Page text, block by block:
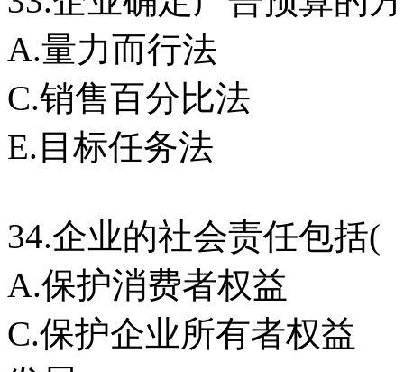
A.量力而行法
C.销售百分比法
E.目标任务法
34.企业的社会责任包
A.保护消费者权益
C.保护企业所有者